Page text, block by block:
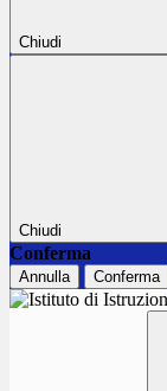
Chiudi
Chiudi
Conferma
Annulla Conferma